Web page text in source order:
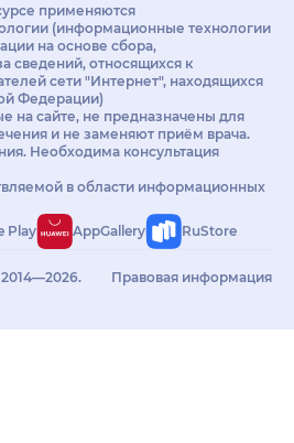
применяются
(информационные технологии
на основе сбора,
сведений, относящихся к
сети "Интернет", находящихся
Федерации)
на сайте, не предназначены для
и не заменяют приём врача.
Необходима консультация
в области информационных
Play AppGallery RuStore
Правовая информация